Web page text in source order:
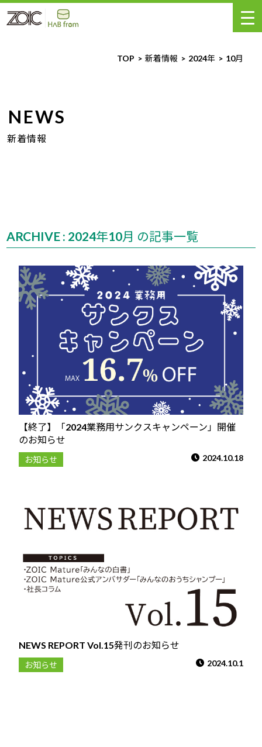
TOP 新着情報 2024年 10月
NEWS
新着情報
ARCHIVE : 2024年10月 の記事一覧
【終了】「2024業務用サンクスキャンペーン」開催
のお知らせ
お知らせ 2024.10.18
NEWS REPORT Vol.15発刊のお知らせ
お知らせ 2024.10.1